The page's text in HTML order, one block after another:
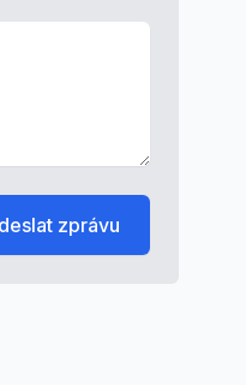
zprávu